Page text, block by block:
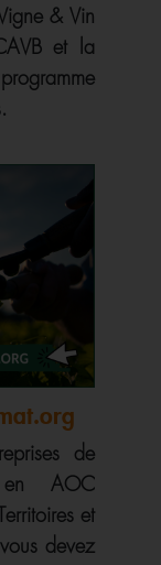
& Vin
et la
de
en AOC
et
devez